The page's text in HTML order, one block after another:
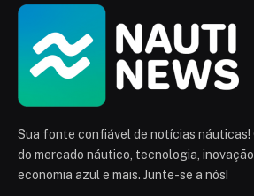
Sua fonte confiável de notícias
do mercado náutico, tecnologia,
economia azul e mais. Junte-se a nós!